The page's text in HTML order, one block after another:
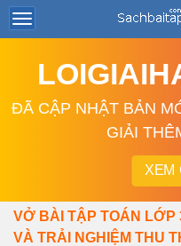
ĐÃ CẬP NHẬT BẢN
GIẢI
XEM
VỞ BÀI TẬP TOÁN LỚP
VÀ TRẢI NGHIỆM THU